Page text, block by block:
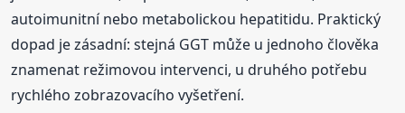
autoimunitní nebo metabolickou hepatitidu. Praktický
dopad je zásadní: stejná GGT může u jednoho člověka
znamenat režimovou intervenci, u druhého potřebu
rychlého zobrazovacího vyšetření.